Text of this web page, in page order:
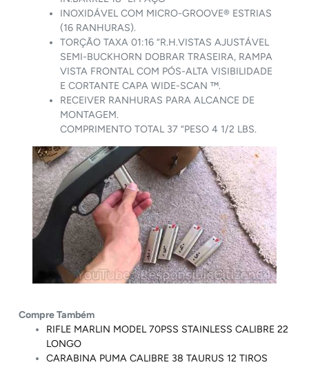
INOXIDÁVEL COM MICRO-GROOVE® ESTRIAS
(16 RANHURAS).
TORÇÃO TAXA 01:16 “R.H.VISTAS AJUSTÁVEL
SEMI-BUCKHORN DOBRAR TRASEIRA, RAMPA
VISTA FRONTAL COM PÓS-ALTA VISIBILIDADE
E CORTANTE CAPA WIDE-SCAN ™.
RECEIVER RANHURAS PARA ALCANCE DE
MONTAGEM.
COMPRIMENTO TOTAL 37 “PESO 4 1/2 LBS.
Compre Também
RIFLE MARLIN MODEL 70PSS STAINLESS CALIBRE 22
LONGO
CARABINA PUMA CALIBRE 38 TAURUS 12 TIROS